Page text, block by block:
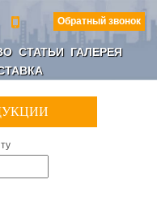
Обратный звонок
СТАТЬИ ГАЛЕРЕЯ